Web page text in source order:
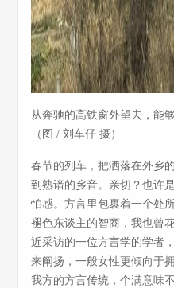
从奔驰的高铁窗外望去，能
（图 / 刘车仔 摄）
春节的列车，把洒落在外乡
到熟谙的乡音。亲切？也许
怕感。方言里包裹着一个处
褪色东谈主的智商，我也曾
近采访的一位方言学的学者
来阐扬，一般女性更倾向于
我方的方言传统，个满意味